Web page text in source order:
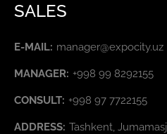
SALES
E-MAIL: manager@expocity.uz
MANAGER: +998 99 8292155
CONSULT: +998 97 7722155
ADDRESS: Tashkent,